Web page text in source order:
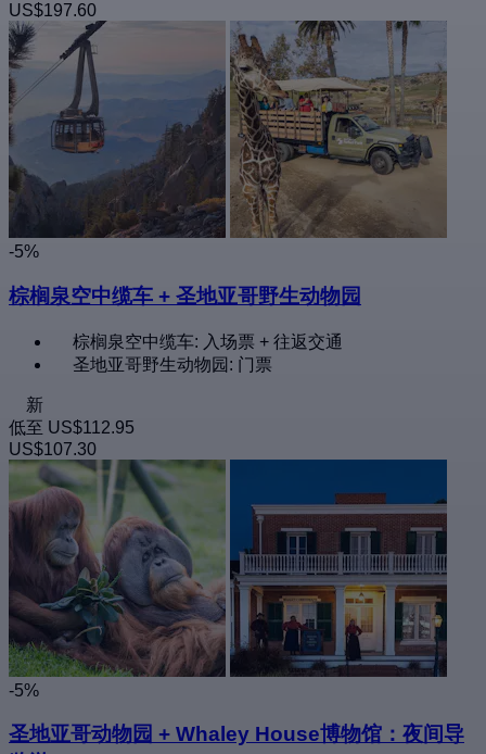
US$197.60
-5%
棕榈泉空中缆车 + 圣地亚哥野生动物园
棕榈泉空中缆车: 入场票 + 往返交通
圣地亚哥野生动物园: 门票
新
低至 US$112.95
US$107.30
-5%
圣地亚哥动物园 + Whaley House博物馆：夜间导